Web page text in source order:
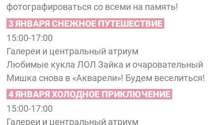
фотографироваться со всеми на память!
3 ЯНВАРЯ СНЕЖНОЕ ПУТЕШЕСТВИЕ
15:00-17:00
Галереи и центральный атриум
Любимые кукла ЛОЛ Зайка и очаровательный
Мишка снова в «Акварели»! Будем веселиться!
4 ЯНВАРЯ ХОЛОДНОЕ ПРИКЛЮЧЕНИЕ
15:00-17:00
Галереи и центральный атриум